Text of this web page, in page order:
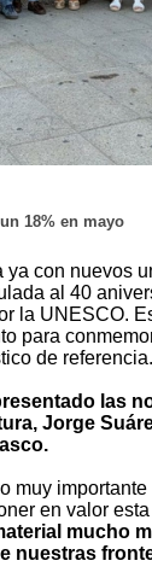
18% en mayo
con nuevos
al 40
la UNESCO.
para
de referencia.
las
Jorge
muy
en valor
mucho
nuestras